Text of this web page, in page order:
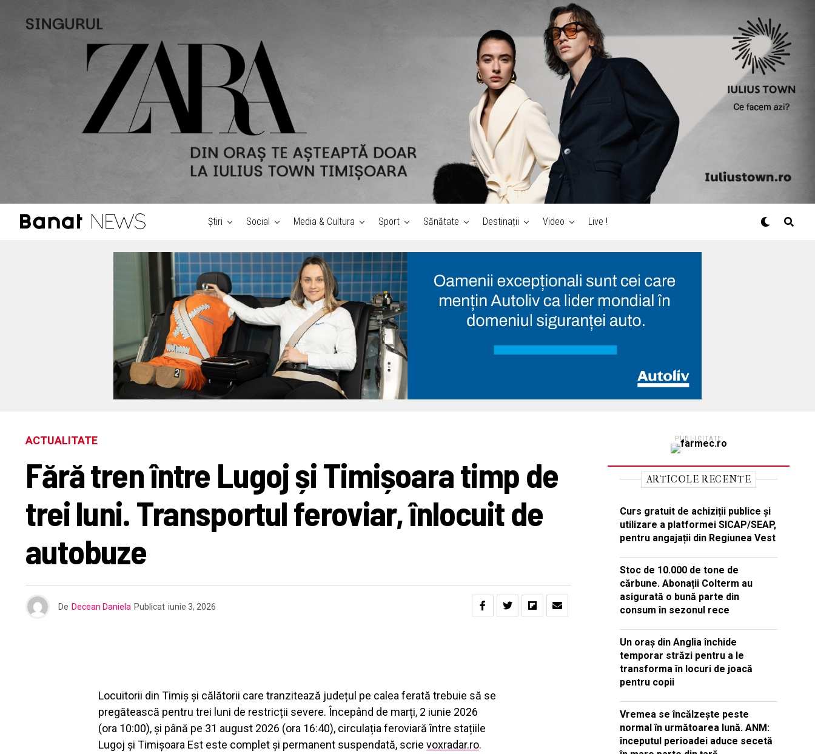
Știri Social Media & Cultura Sport Sănătate Destinații Video Live !
ACTUALITATE
Fără tren între Lugoj și Timișoara timp de
trei luni. Transportul feroviar, înlocuit de
autobuze
De Decean Daniela Publicat iunie 3, 2026
Locuitorii din Timiș și călătorii care tranzitează județul pe calea ferată trebuie să se
pregătească pentru trei luni de restricții severe. Începând de marți, 2 iunie 2026
(ora 10:00), și până pe 31 august 2026 (ora 16:40), circulația feroviară între stațiile
Lugoj și Timișoara Est este complet și permanent suspendată, scrie voxradar.ro.
PUBLICITATE
ARTICOLE RECENTE
Curs gratuit de achiziții publice și
utilizare a platformei SICAP/SEAP,
pentru angajații din Regiunea Vest
Stoc de 10.000 de tone de
cărbune. Abonații Colterm au
asigurată o bună parte din
consum în sezonul rece
Un oraș din Anglia închide
temporar străzi pentru a le
transforma în locuri de joacă
pentru copii
Vremea se încălzește peste
normal în următoarea lună. ANM:
începutul perioadei aduce secetă